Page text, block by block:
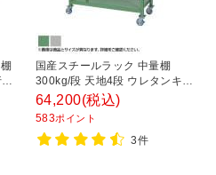
国産スチールラック 中量棚
300kg/段 天地4段 ウレタンキャ
スター付き 収納棚 スチール棚 幅
1500×奥行600×高さ1800mm キ
ャスター直径150×高さ200mm
64,200(税込)
583ポイント
3件